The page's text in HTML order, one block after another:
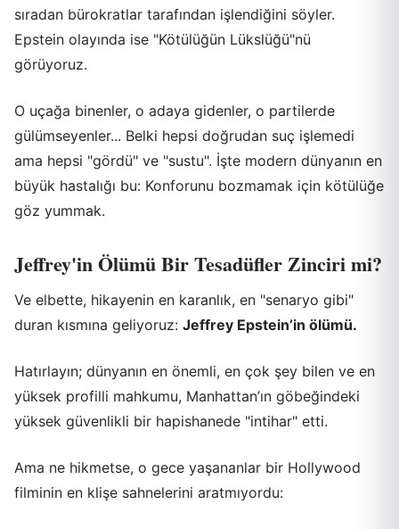
sıradan bürokratlar tarafından işlendiğini söyler.
Epstein olayında ise "Kötülüğün Lükslüğü"nü
görüyoruz.
O uçağa binenler, o adaya gidenler, o partilerde
gülümseyenler... Belki hepsi doğrudan suç işlemedi
ama hepsi "gördü" ve "sustu". İşte modern dünyanın en
büyük hastalığı bu: Konforunu bozmamak için kötülüğe
göz yummak.
Jeffrey'in Ölümü Bir Tesadüfler Zinciri mi?
Ve elbette, hikayenin en karanlık, en "senaryo gibi"
duran kısmına geliyoruz: Jeffrey Epstein’in ölümü.
Hatırlayın; dünyanın en önemli, en çok şey bilen ve en
yüksek profilli mahkumu, Manhattan’ın göbeğindeki
yüksek güvenlikli bir hapishanede "intihar" etti.
Ama ne hikmetse, o gece yaşananlar bir Hollywood
filminin en klişe sahnelerini aratmıyordu: